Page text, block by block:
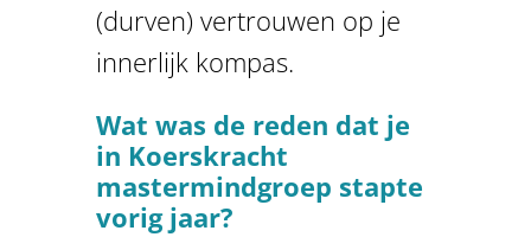
(durven) vertrouwen op je
innerlijk kompas.
Wat was de reden dat je
in Koerskracht
mastermindgroep stapte
vorig jaar?